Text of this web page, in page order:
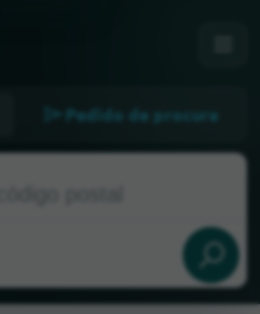
Pedido de procura